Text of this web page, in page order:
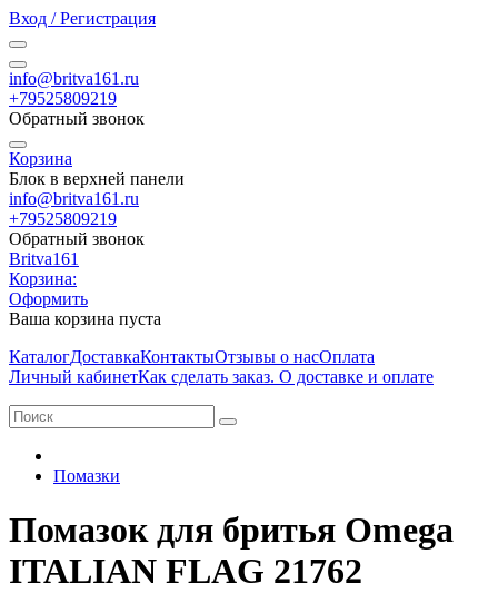
Вход / Регистрация
info@britva161.ru
+79525809219
Обратный звонок
Корзина
Блок в верхней панели
info@britva161.ru
+79525809219
Обратный звонок
Britva161
Корзина:
Оформить
Ваша корзина пуста
КаталогДоставкаКонтактыОтзывы о насОплата
Личный кабинетКак сделать заказ. О доставке и оплате
Помазки
Помазок для бритья Omega
ITALIAN FLAG 21762